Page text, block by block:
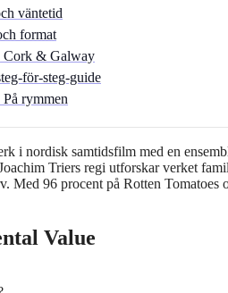
väntetid
format
Cork & Galway
för-steg-guide
rymmen
i nordisk samtidsfilm med en
Triers regi utforskar verket
Med 96 procent på Rotten
Value